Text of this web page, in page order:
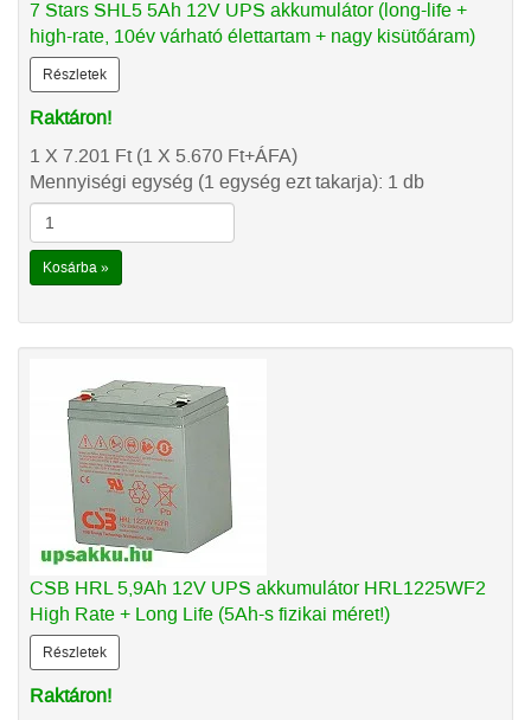
7 Stars SHL5 5Ah 12V UPS akkumulátor (long-life +
high-rate, 10év várható élettartam + nagy kisütőáram)
Részletek
Raktáron!
1 X 7.201 Ft(1 X 5.670 Ft+ÁFA)
Mennyiségi egység (1 egység ezt takarja): 1 db
Kosárba »
CSB HRL 5,9Ah 12V UPS akkumulátor HRL1225WF2
High Rate + Long Life (5Ah-s fizikai méret!)
Részletek
Raktáron!